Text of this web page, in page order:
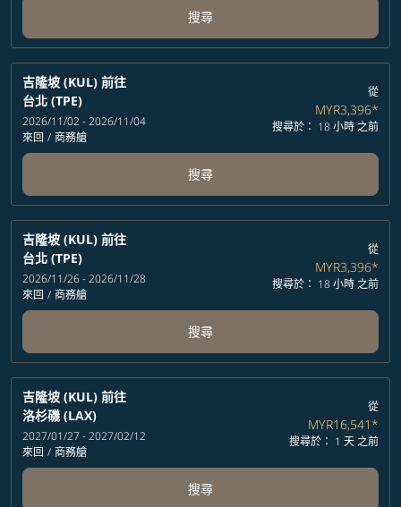
搜尋
吉隆坡 (KUL) 前往
台北 (TPE)
2026/11/02 - 2026/11/04
來回 / 商務艙
從
MYR3,396*
搜尋於： 18 小時 之前
搜尋
吉隆坡 (KUL) 前往
台北 (TPE)
2026/11/26 - 2026/11/28
來回 / 商務艙
從
MYR3,396*
搜尋於： 18 小時 之前
搜尋
吉隆坡 (KUL) 前往
洛杉磯 (LAX)
2027/01/27 - 2027/02/12
來回 / 商務艙
從
MYR16,541*
搜尋於： 1 天 之前
搜尋